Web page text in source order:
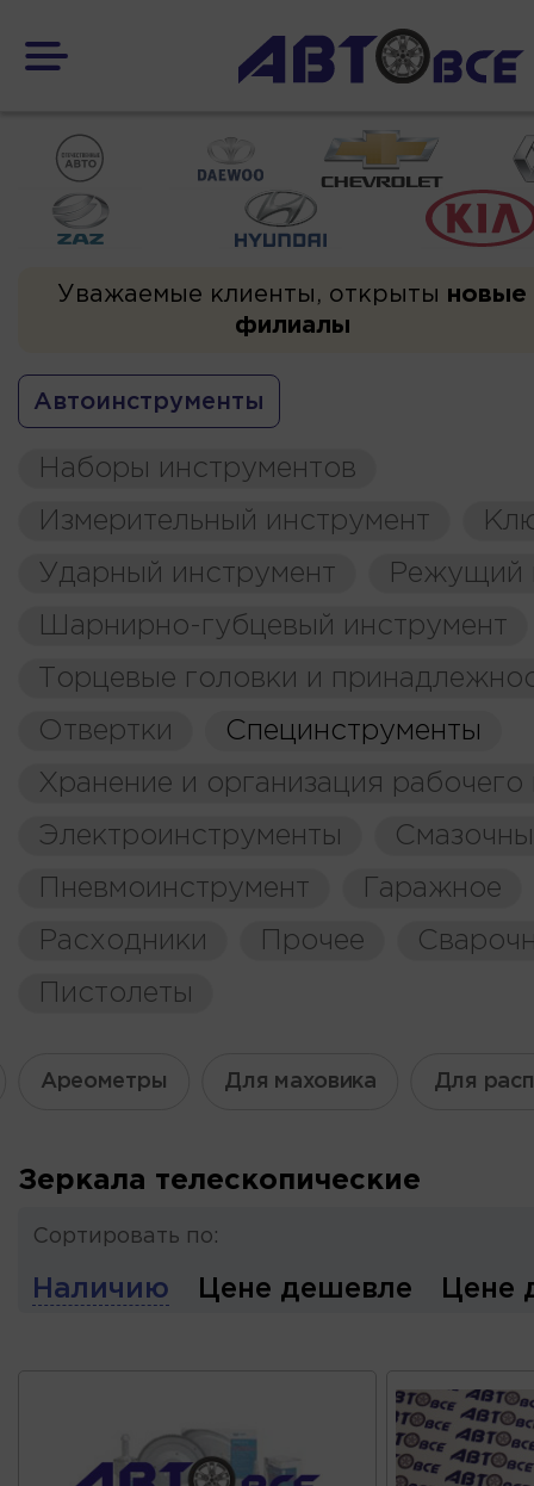
Уважаемые клиенты, открыты новые
филиалы
Автоинструменты
Наборы инструментов
Измерительный инструмент
Ударный инструмент
Режущий
Шарнирно-губцевый инструмент
Торцевые головки и
Отвертки
Специнструменты
Хранение и организация рабочего
Электроинструменты
Пневмоинструмент
Гаражное
Расходники
Прочее
Пистолеты
Ареометры Для маховика Для
Зеркала телескопические
Сортировать по:
Наличию Цене дешевле Цене